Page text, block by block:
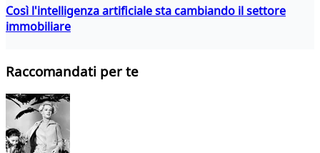
Così l'intelligenza artificiale sta cambiando il settore
immobiliare
Raccomandati per te